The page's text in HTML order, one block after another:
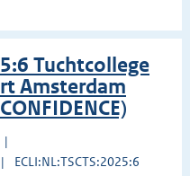
Tuchtcollege
Amsterdam
ECLI:NL:TSCTS:2025:6